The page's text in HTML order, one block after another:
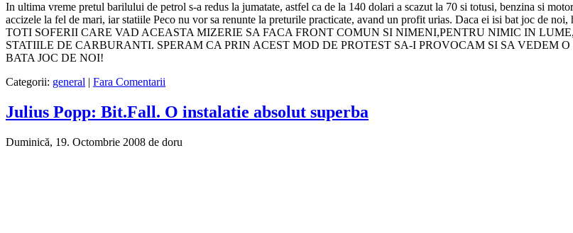
In ultima vreme pretul barilului de petrol s-a redus la jumatate, astfel ca de la 140 dolari a scazut la 70 si totusi, benzina si
accizele la fel de mari, iar statiile Peco nu vor sa renunte la preturile practicate, avand un profit urias. Daca ei isi bat joc
TOTI SOFERII CARE VAD ACEASTA MIZERIE SA FACA FRONT COMUN SI NIMENI,PENTRU NIMIC IN
STATIILE DE CARBURANTI. SPERAM CA PRIN ACEST MOD DE PROTEST SA-I PROVOCAM SI SA VEDEM
BATA JOC DE NOI!
Categorii: general | Fara Comentarii
Julius Popp: Bit.Fall. O instalatie absolut superba
Duminică, 19. Octombrie 2008 de doru